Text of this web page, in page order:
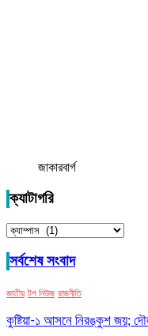
জাকারবার্গ
ক্যাটাগরি
ক্যাটাগরি
সর্বশেষ সংবাদ
জাতীয় টপ নিউজ রাজনীতি
কুষ্টিয়া-১ আসনে নিরঙ্কুশ জয়;